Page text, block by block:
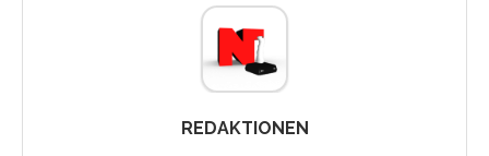
REDAKTIONEN